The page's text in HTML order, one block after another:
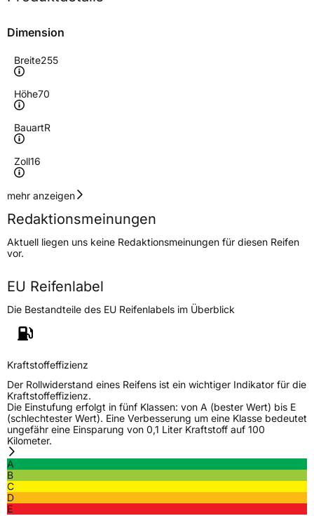
Dimension
Breite255
Höhe70
BauartR
Zoll16
Geschwindigkeitsindex
Höchstgeschwindigkeit
190 km/h
Lastindex115
Höchstlast1215 kg
Gewicht (in kg)
17,13 kg
Generelle Merkmale
FahrzeugtypPKW
VerwendungSommerreifen
ModellnameAgile X AT TR292
FahrzeugartPKW & SUV
Weitere Eigenschaften
SchlauchtypTL
mehr anzeigen
Redaktionsmeinungen
Aktuell liegen uns keine Redaktionsmeinungen für diesen Reifen
vor.
EU Reifenlabel
Die Bestandteile des EU Reifenlabels im Überblick
Kraftstoffeffizienz
Der Rollwiderstand eines Reifens ist ein wichtiger Indikator für die
Kraftstoffeffizienz.
Die Einstufung erfolgt in fünf Klassen: von A (bester Wert) bis E
(schlechtester Wert). Eine Verbesserung um eine Klasse bedeutet
ungefähr eine Einsparung von 0,1 Liter Kraftstoff auf 100
Kilometer.
A
B
C
D
E